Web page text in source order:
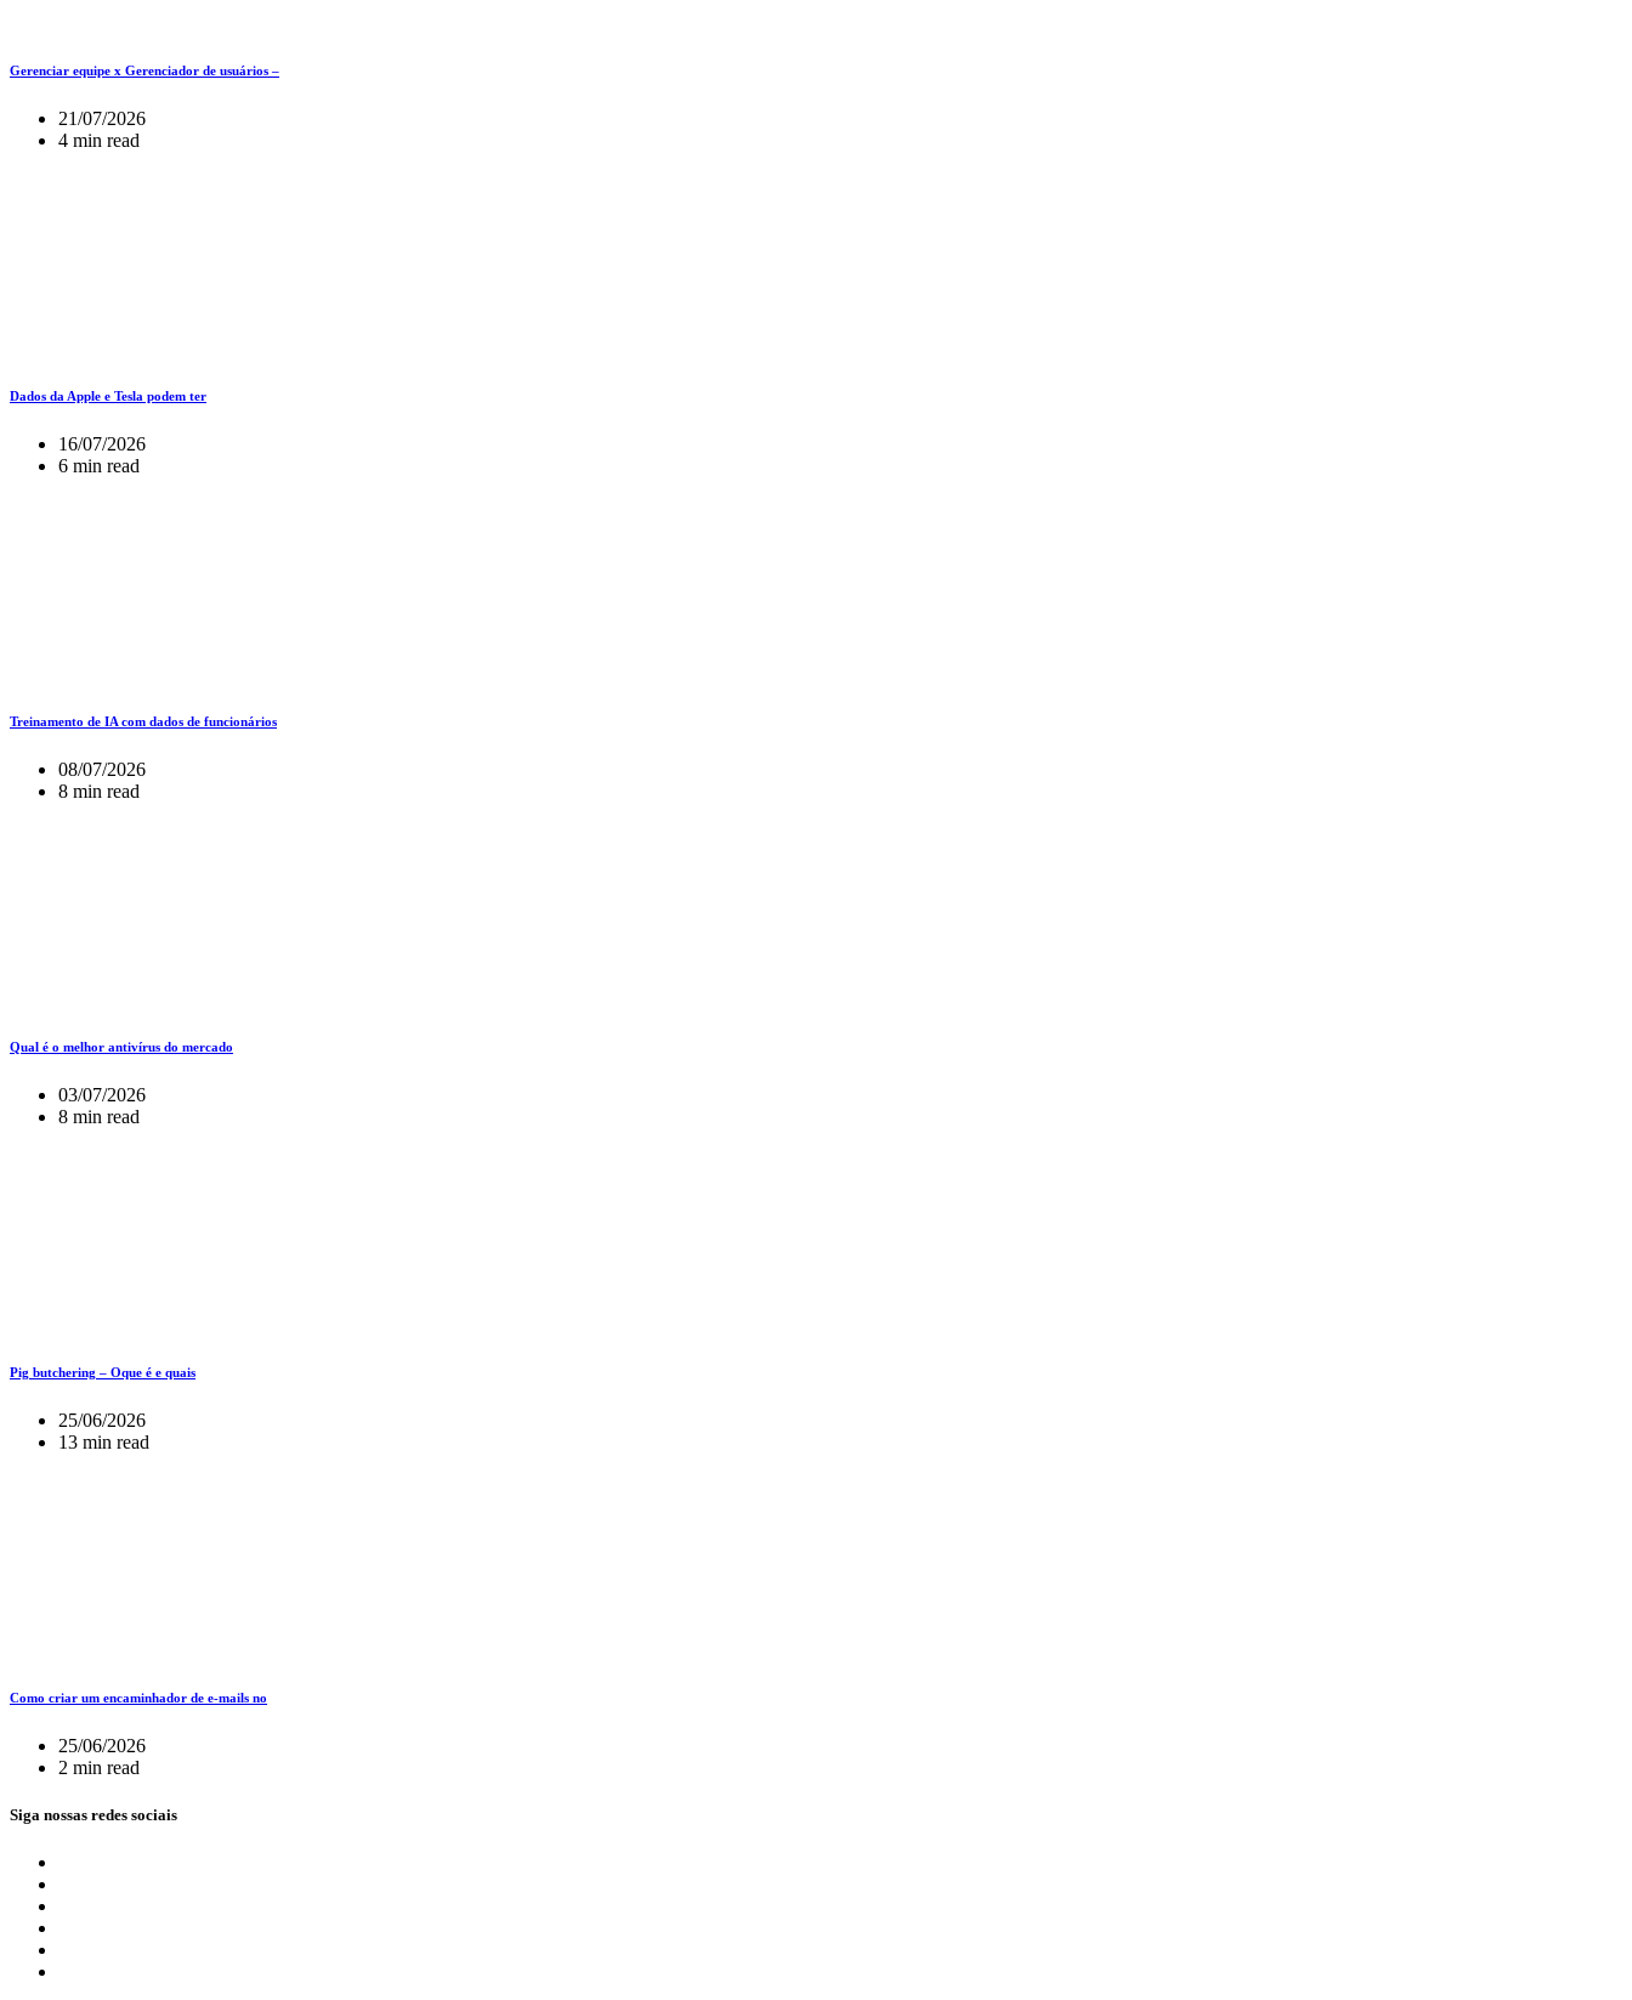
Gerenciar equipe x Gerenciador de usuários –
21/07/2026
4 min read
Dados da Apple e Tesla podem ter
16/07/2026
6 min read
Treinamento de IA com dados de funcionários
08/07/2026
8 min read
Qual é o melhor antivírus do mercado
03/07/2026
8 min read
Pig butchering – Oque é e quais
25/06/2026
13 min read
Como criar um encaminhador de e-mails no
25/06/2026
2 min read
Siga nossas redes sociais